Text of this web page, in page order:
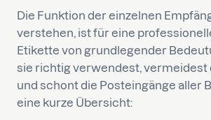
Die Funktion der einzelnen
verstehen, ist für eine
Etikette von grundlegender
sie richtig verwendest, vermeidest
und schont die Posteingänge aller
eine kurze Übersicht: